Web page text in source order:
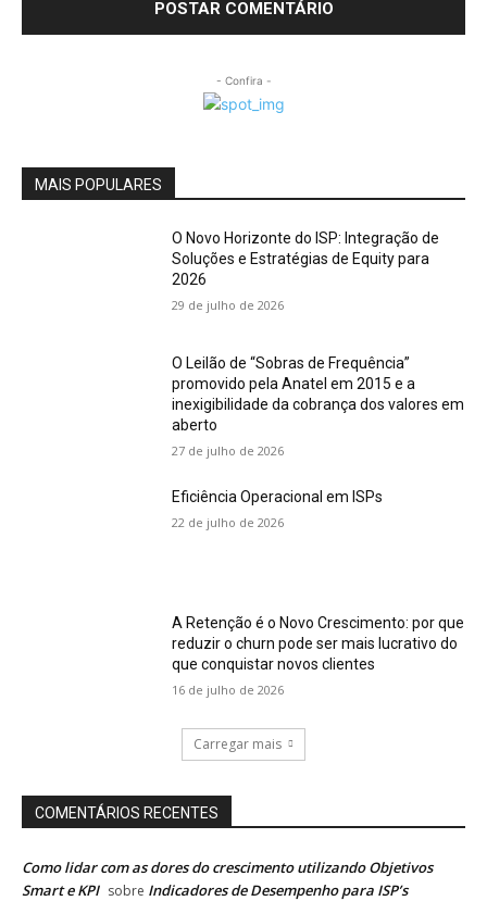
- Confira -
MAIS POPULARES
O Novo Horizonte do ISP: Integração de
Soluções e Estratégias de Equity para
2026
29 de julho de 2026
O Leilão de “Sobras de Frequência”
promovido pela Anatel em 2015 e a
inexigibilidade da cobrança dos valores em
aberto
27 de julho de 2026
Eficiência Operacional em ISPs
22 de julho de 2026
A Retenção é o Novo Crescimento: por que
reduzir o churn pode ser mais lucrativo do
que conquistar novos clientes
16 de julho de 2026
Carregar mais
COMENTÁRIOS RECENTES
Como lidar com as dores do crescimento utilizando Objetivos
Smart e KPI sobre Indicadores de Desempenho para ISP’s